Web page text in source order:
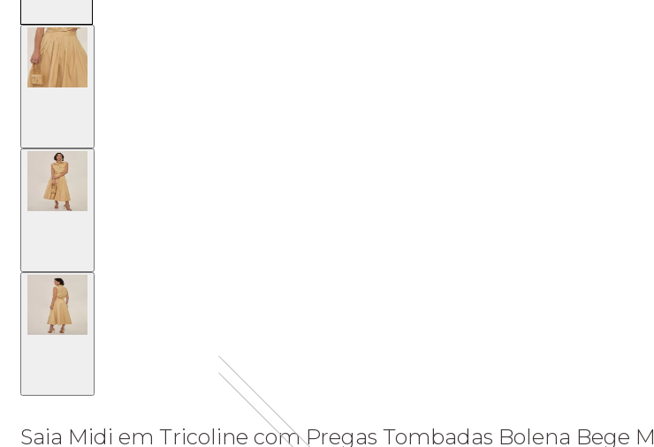
Saia Midi em Tricoline com Pregas Tombadas Bolena Bege M